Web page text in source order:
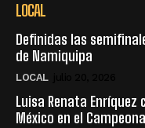
LOCAL
Definidas las
de Namiquipa
LOCAL
Luisa Renata
México en el